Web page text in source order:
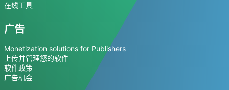
在线工具
广告
Monetization solutions for Publishers
上传并管理您的软件
软件政策
广告机会